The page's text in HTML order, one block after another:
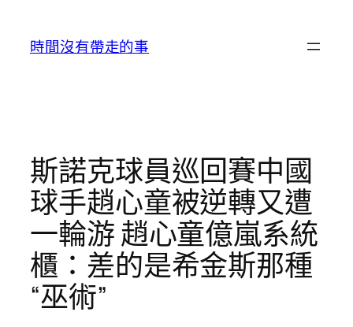
時間沒有帶走的事
斯諾克球員巡回賽中國
球手趙心童被逆轉又遭
一輪游 趙心童億嵐系統
櫃：差的是希金斯那種
“巫術”